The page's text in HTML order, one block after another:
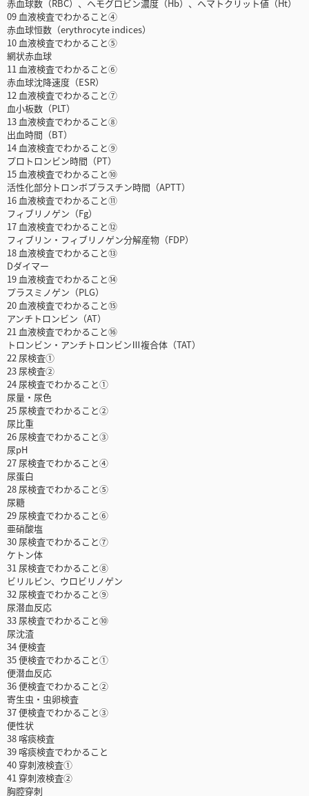
赤血球数（RBC）、ヘモグロビン濃度（Hb）、ヘマトクリット値（Ht）
09 血液検査でわかること④
赤血球恒数（erythrocyte indices）
10 血液検査でわかること⑤
網状赤血球
11 血液検査でわかること⑥
赤血球沈降速度（ESR）
12 血液検査でわかること⑦
血小板数（PLT）
13 血液検査でわかること⑧
出血時間（BT）
14 血液検査でわかること⑨
プロトロンビン時間（PT）
15 血液検査でわかること⑩
活性化部分トロンボプラスチン時間（APTT）
16 血液検査でわかること⑪
フィブリノゲン（Fg）
17 血液検査でわかること⑫
フィブリン・フィブリノゲン分解産物（FDP）
18 血液検査でわかること⑬
Dダイマー
19 血液検査でわかること⑭
プラスミノゲン（PLG）
20 血液検査でわかること⑮
アンチトロンビン（AT）
21 血液検査でわかること⑯
トロンビン・アンチトロンビンⅢ複合体（TAT）
22 尿検査①
23 尿検査②
24 尿検査でわかること①
尿量・尿色
25 尿検査でわかること②
尿比重
26 尿検査でわかること③
尿pH
27 尿検査でわかること④
尿蛋白
28 尿検査でわかること⑤
尿糖
29 尿検査でわかること⑥
亜硝酸塩
30 尿検査でわかること⑦
ケトン体
31 尿検査でわかること⑧
ビリルビン、ウロビリノゲン
32 尿検査でわかること⑨
尿潜血反応
33 尿検査でわかること⑩
尿沈渣
34 便検査
35 便検査でわかること①
便潜血反応
36 便検査でわかること②
寄生虫・虫卵検査
37 便検査でわかること③
便性状
38 喀痰検査
39 喀痰検査でわかること
40 穿刺液検査①
41 穿刺液検査②
胸腔穿刺